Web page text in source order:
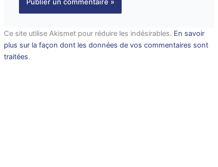
Ce site utilise Akismet pour réduire les indésirables. En savoir
plus sur la façon dont les données de vos commentaires sont
traitées.